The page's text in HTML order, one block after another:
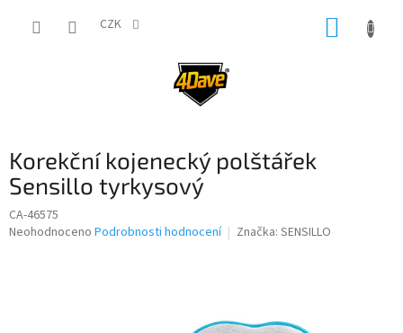
CZK
Korekční kojenecký polštářek
Sensillo tyrkysový
CA-46575
Průměrné
Neohodnoceno Podrobnosti hodnocení Značka: SENSILLO